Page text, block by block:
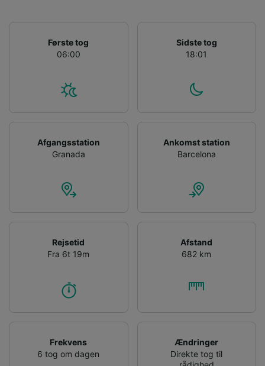
Første tog
06:00
Sidste tog
18:01
Afgangsstation
Granada
Ankomst station
Barcelona
Rejsetid
Fra 6t 19m
Afstand
682 km
Frekvens
6 tog om dagen
Ændringer
Direkte tog til
enhedskarakteristika til identifikation.
Opbevare og/eller tilgå oplysninger på en
målgruppeundersøgelser og udvikling af
Liste over partnere (leverandører)